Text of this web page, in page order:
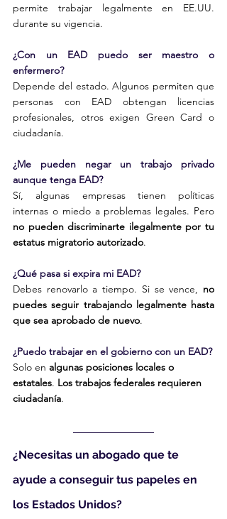
permite trabajar legalmente en EE.UU.
durante su vigencia.
¿Con un EAD puedo ser maestro o
enfermero?
Depende del estado. Algunos permiten que
personas con EAD obtengan licencias
profesionales, otros exigen Green Card o
ciudadanía.
¿Me pueden negar un trabajo privado
aunque tenga EAD?
Sí, algunas empresas tienen políticas
no pueden discriminarte ilegalmente por tu
estatus migratorio autorizado.
¿Qué pasa si expira mi EAD?
Debes renovarlo a tiempo. Si se vence, no
puedes seguir trabajando legalmente hasta
que sea aprobado de nuevo.
¿Puedo trabajar en el gobierno con un EAD?
Solo en algunas posiciones locales o
estatales. Los trabajos federales requieren
ciudadanía.
¿Necesitas un abogado que te
ayude a conseguir tus papeles en
los Estados Unidos?